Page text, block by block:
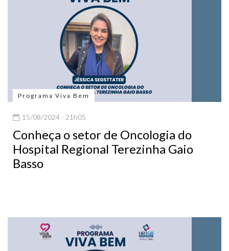
Programa Viva Bem
15/08/2024 - 21h05
Conheça o setor de Oncologia do
Hospital Regional Terezinha Gaio
Basso